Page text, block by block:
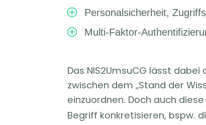
P Personalsicherheit,
P Multi-Faktor-
Das NIS2UmsuCG lässt
zwischen dem „Stand der
einzuordnen. Doch auch
Begriff konkretisieren, bspw.